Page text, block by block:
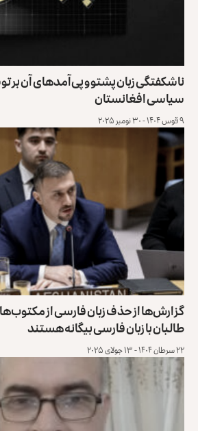
ناشکفتگی زبان پشتو و پی‌آمدهای آن بر
سیاسی افغانستان
۹ قوس ۱۴۰۴ - ۳۰ نومبر ۲۰۲۵
گزارش‌ها از حذف زبان فارسی از
طالبان با زبان فارسی بیگانه هستند
۲۲ سرطان ۱۴۰۴ - ۱۳ جولای ۲۰۲۵